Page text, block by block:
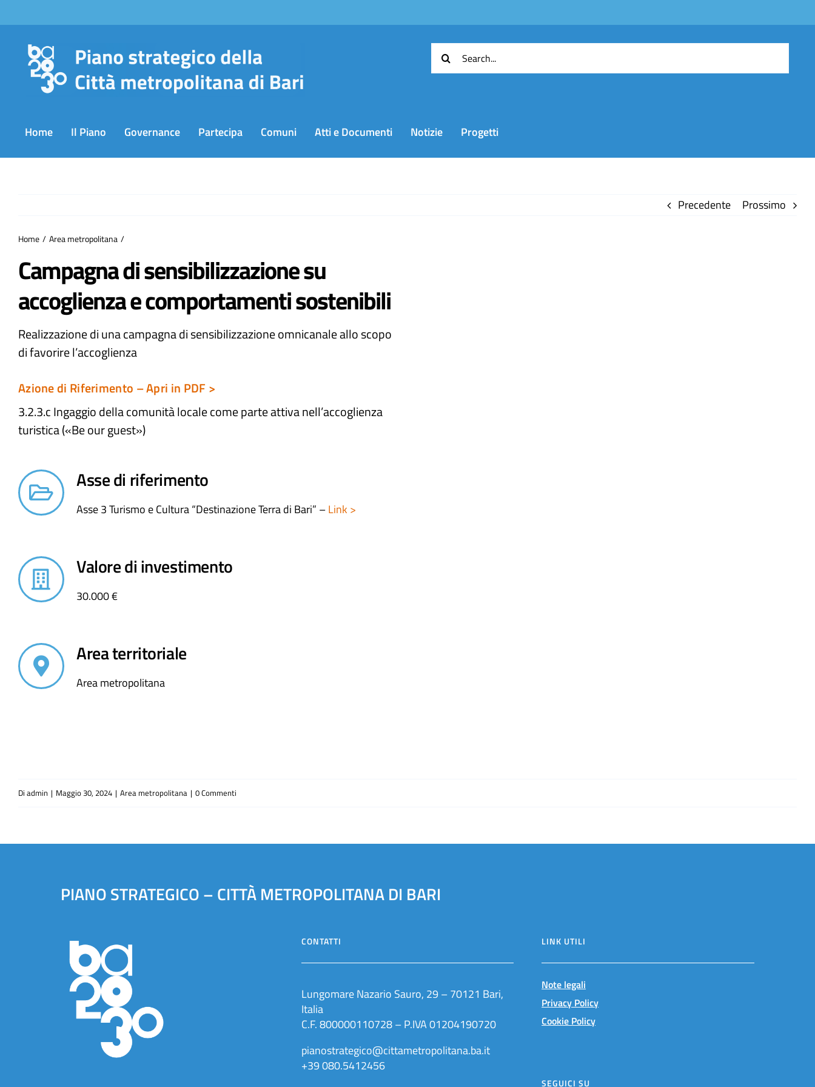
al
contenuto
Cerca
per:
Home Il Piano Governance Partecipa Comuni Atti e Documenti Notizie Progetti
Precedente Prossimo
Home Area metropolitana
Campagna di sensibilizzazione su
accoglienza e comportamenti sostenibili
Realizzazione di una campagna di sensibilizzazione omnicanale allo scopo
di favorire l’accoglienza
Azione di Riferimento – Apri in PDF >
3.2.3.c Ingaggio della comunità locale come parte attiva nell’accoglienza
turistica («Be our guest»)​
Asse di riferimento
Asse 3 Turismo e Cultura “Destinazione Terra di Bari” –Link >
Valore di investimento
30.000 €
Area territoriale
Area metropolitana
Di admin | Maggio 30, 2024 | Area metropolitana | 0 Commenti
PIANO STRATEGICO – CITTÀ METROPOLITANA DI BARI
CONTATTI
Lungomare Nazario Sauro, 29 – 70121 Bari,
Italia
C.F. 800000110728 – P.IVA 01204190720
pianostrategico@cittametropolitana.ba.it
+39 080.5412456
LINK UTILI
Note legali
Privacy Policy
Cookie Policy
SEGUICI SU